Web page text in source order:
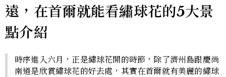
遠，在首爾就能看繡球花的5大景
點介紹
時序進入六月，正是繡球花開的時節，除了濟州島跟慶尚
南道是欣賞繡球花的好去處，其實在首爾就有美麗的繡球